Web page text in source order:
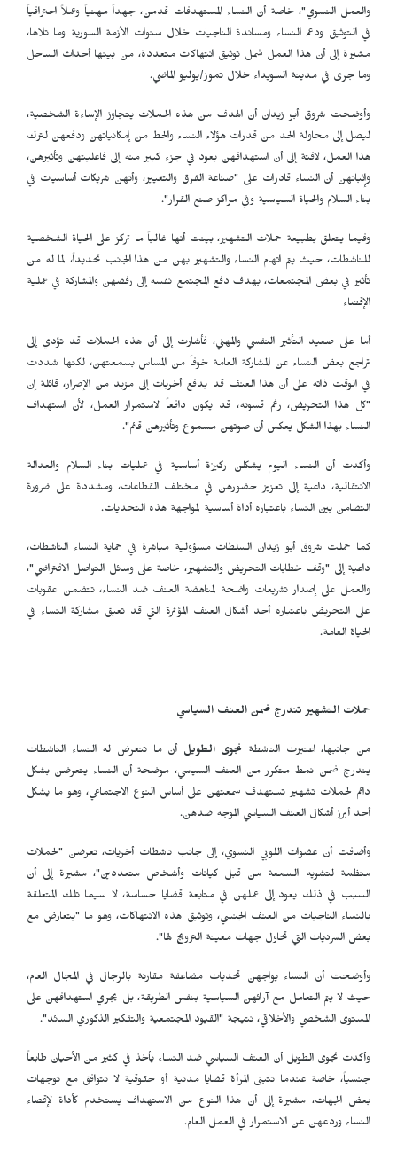
والعمل النسوي"، خاصة أن النساء المستهدفات قدمن، جهداً مهنياً وعملاً احترافياً
في التوثيق ودعم النساء ومساندة الناجيات خلال سنوات الأزمة السورية وما تلاها،
مشيرة إلى أن هذا العمل شمل توثيق انتهاكات متعددة، من بينها أحداث الساحل
وما جرى في مدينة السويداء خلال تموز/يوليو الماضي.
وأوضحت شروق أبو زيدان أن الهدف من هذه الحملات يتجاوز الإساءة الشخصية،
ليصل إلى محاولة الحد من قدرات هؤلاء النساء والحط من إمكانياتهن ودفعهن لترك
هذا العمل، لافتة إلى أن استهدافهن يعود في جزء كبير منه إلى فاعليتهن وتأثيرهن،
وإثباتهن أن النساء قادرات على "صناعة الفرق والتغيير، وأنهن شريكات أساسيات في
بناء السلام والحياة السياسية وفي مراكز صنع القرار".
وفيما يتعلق بطبيعة حملات التشهير، بينت أنها غالباً ما تركز على الحياة الشخصية
للناشطات، حيث يتم اتهام النساء والتشهير بهن من هذا الجانب تحديداً، لما له من
تأثير في بعض المجتمعات، بهدف دفع المجتمع نفسه إلى رفضهن والمشاركة في عملية
الإقصاء
أما على صعيد التأثير النفسي والمهني، فأشارت إلى أن هذه الحملات قد تؤدي إلى
تراجع بعض النساء عن المشاركة العامة خوفاً من المساس بسمعتهن، لكنها شددت
في الوقت ذاته على أن هذا العنف قد يدفع أخريات إلى مزيد من الإصرار، قائلة إن
"كل هذا التحريض، رغم قسوته، قد يكون دافعاً لاستمرار العمل، لأن استهداف
النساء بهذا الشكل يعكس أن صوتهن مسموع وتأثيرهن قائم".
وأكدت أن النساء اليوم يشكلن ركيزة أساسية في عمليات بناء السلام والعدالة
الانتقالية، داعية إلى تعزيز حضورهن في مختلف القطاعات، ومشددة على ضرورة
التضامن بين النساء باعتباره أداة أساسية لمواجهة هذه التحديات.
كما حملت شروق أبو زيدان السلطات مسؤولية مباشرة في حماية النساء الناشطات،
داعية إلى "وقف خطابات التحريض والتشهير، خاصة على وسائل التواصل الافتراضي"،
والعمل على إصدار تشريعات واضحة لمناهضة العنف ضد النساء، تتضمن عقوبات
على التحريض باعتباره أحد أشكال العنف المؤثرة التي قد تعيق مشاركة النساء في
الحياة العامة.
حملات التشهير تندرج ضمن العنف السياسي
من جانبها، اعتبرت الناشطة نجوى الطويل أن ما تتعرض له النساء الناشطات
يندرج ضمن نمط متكرر من العنف السياسي، موضحة أن النساء يتعرضن بشكل
دائم لحملات تشهير تستهدف سمعتهن على أساس النوع الاجتماعي، وهو ما يشكل
أحد أبرز أشكال العنف السياسي الموجه ضدهن.
وأضافت أن عضوات اللوبي النسوي، إلى جانب ناشطات أخريات، تعرضن "لحملات
منظمة لتشويه السمعة من قبل كيانات وأشخاص متعددين"، مشيرة إلى أن
السبب في ذلك يعود إلى عملهن في متابعة قضايا حساسة، لا سيما تلك المتعلقة
بالنساء الناجيات من العنف الجنسي، وتوثيق هذه الانتهاكات، وهو ما "يتعارض مع
بعض السرديات التي تحاول جهات معينة الترويج لها".
وأوضحت أن النساء يواجهن تحديات مضاعفة مقارنة بالرجال في المجال العام،
حيث لا يتم التعامل مع آرائهن السياسية بنفس الطريقة، بل يجري استهدافهن على
المستوى الشخصي والأخلاقي، نتيجة "القيود المجتمعية والتفكير الذكوري السائد".
وأكدت نجوى الطويل أن العنف السياسي ضد النساء يأخذ في كثير من الأحيان طابعاً
جنسياً، خاصة عندما تتبنى المرأة قضايا مدنية أو حقوقية لا تتوافق مع توجهات
بعض الجهات، مشيرة إلى أن هذا النوع من الاستهداف يستخدم كأداة لإقصاء
النساء وردعهن عن الاستمرار في العمل العام.